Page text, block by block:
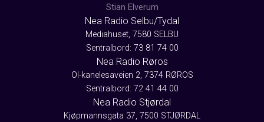
Stian Elverum
Nea Radio Selbu/Tydal
Mediahuset, 7580 SELBU
Sentralbord: 73 81 74 00
Nea Radio Røros
Ol-kanelesaveien 2, 7374 RØROS
Sentralbord: 72 41 44 00
Nea Radio Stjørdal
Kjøpmannsgata 37, 7500 STJØRDAL